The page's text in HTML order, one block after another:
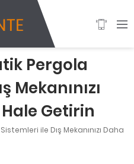
Pergola
Mekanınızı
Getirin
ile Dış Mekanınızı Daha